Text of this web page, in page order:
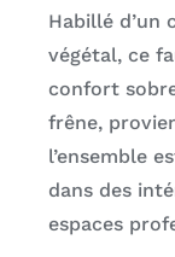
Habillé d’un
végétal, ce
confort
frêne,
l’ensemble
dans des
espaces